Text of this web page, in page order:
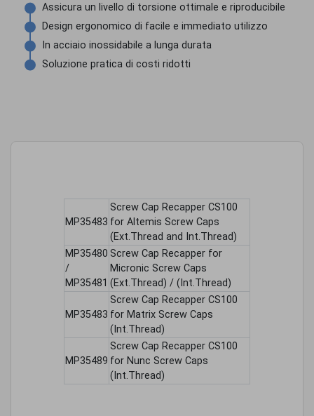
Assicura un livello di torsione ottimale e riproducibile
Design ergonomico di facile e immediato utilizzo
In acciaio inossidabile a lunga durata
Soluzione pratica di costi ridotti
MP35483
Screw Cap Recapper CS100
for Altemis Screw Caps
(Ext.Thread and Int.Thread)
MP35480
/
MP35481
Screw Cap Recapper for
Micronic Screw Caps
(Ext.Thread) / (Int.Thread)
MP35483
Screw Cap Recapper CS100
for Matrix Screw Caps
(Int.Thread)
MP35489
Screw Cap Recapper CS100
for Nunc Screw Caps
(Int.Thread)